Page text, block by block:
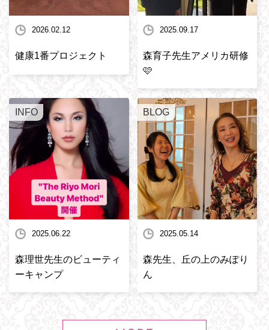
2026.02.12
健康1番プロジェクト
2025.09.17
森育子先生アメリカ研修
🩷
INFO
2025.06.22
森理世先生のビューティ
ーキャンプ
BLOG
2025.05.14
森先生、丘の上のみぽり
ん